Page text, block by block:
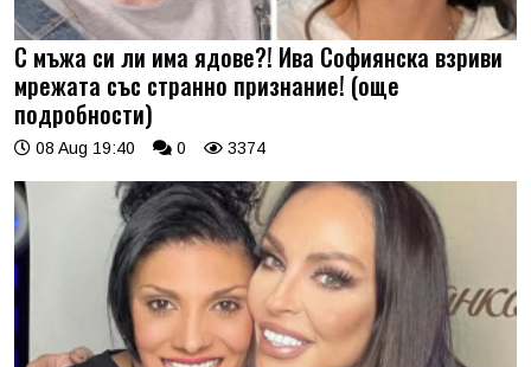
С мъжа си ли има ядове?! Ива Софиянска взриви
мрежата със странно признание! (още
подробности)
08 Aug 19:40 0 3374